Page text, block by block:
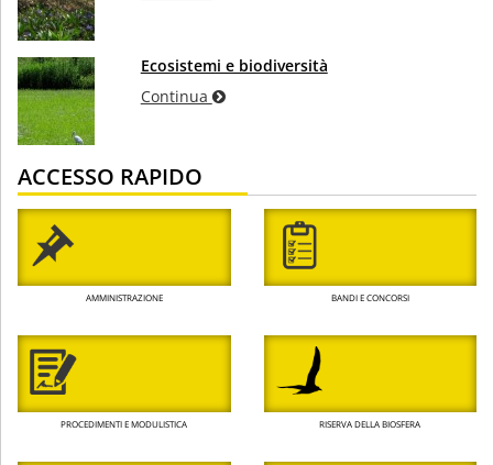
Ecosistemi e biodiversità
Continua
ACCESSO RAPIDO
AMMINISTRAZIONE BANDI E CONCORSI
PROCEDIMENTI E MODULISTICA RISERVA DELLA BIOSFERA